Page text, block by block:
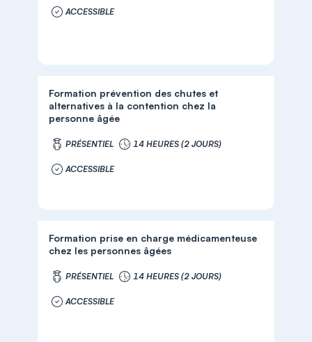
ACCESSIBLE
Formation prévention des chutes et
alternatives à la contention chez la
personne âgée
PRÉSENTIEL 14 HEURES (2 JOURS)
ACCESSIBLE
Formation prise en charge médicamenteuse
chez les personnes âgées
PRÉSENTIEL 14 HEURES (2 JOURS)
ACCESSIBLE